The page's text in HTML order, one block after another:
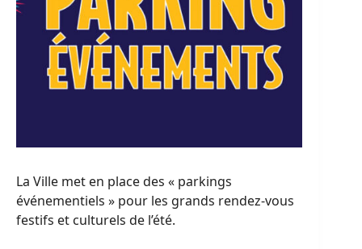
La Ville met en place des « parkings
événementiels » pour les grands rendez-vous
festifs et culturels de l’été.